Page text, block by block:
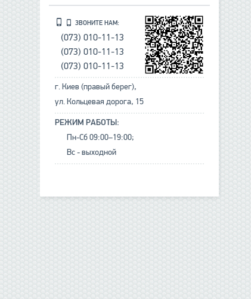
ЗВОНИТЕ НАМ:
(073) 010-11-13
(073) 010-11-13
(073) 010-11-13
г. Киев (правый берег),
ул. Кольцевая дорога, 15
РЕЖИМ РАБОТЫ:
Пн-Сб 09:00–19:00;
Вс - выходной